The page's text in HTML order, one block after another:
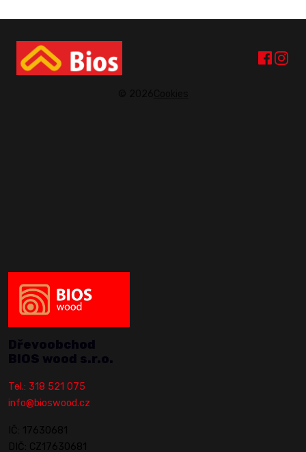
Dřevoobchod
BIOS wood s.r.o.
Tel.: 318 521 075
info@bioswood.cz
IČ: 17630681
DIČ: CZ17630681